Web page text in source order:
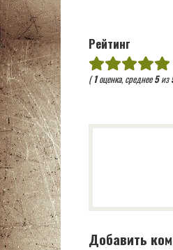
Рейтинг
(1оценка, среднее5из
Добавить